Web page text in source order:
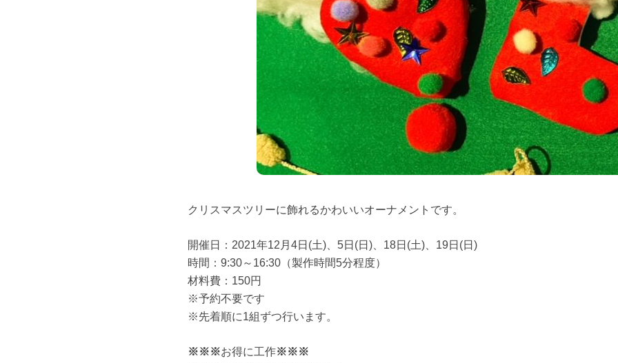
クリスマスツリーに飾れるかわいいオーナメントです。
開催日：2021年12月4日(土)、5日(日)、18日(土)、19日(日)
時間：9:30～16:30（製作時間5分程度）
材料費：150円
※予約不要です
※先着順に1組ずつ行います。
※※※お得に工作※※※